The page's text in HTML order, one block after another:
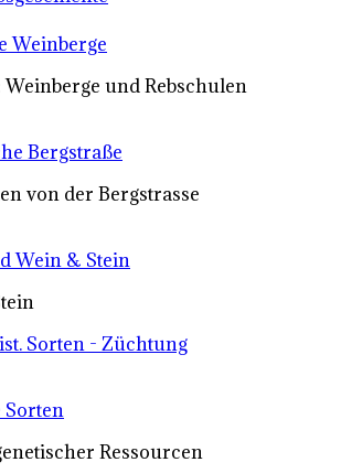
Weinberge
und Rebschulen
Bergstraße
von der Bergstrasse
Wein & Stein
Sorten - Züchtung
Ressourcen